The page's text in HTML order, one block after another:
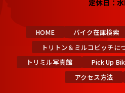
定休日：
HOME バイク在庫検索
トリトン＆ミルコビッチに
トリミル写真館
Pick Up
アクセス方法